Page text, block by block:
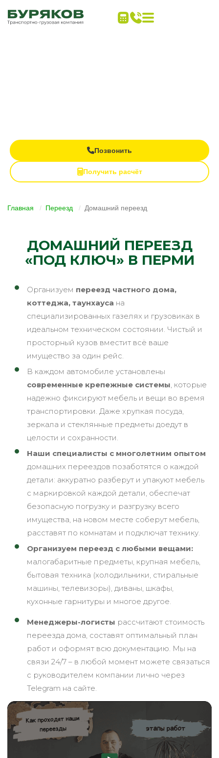
Позвонить
Получить расчёт
Главная Переезд Домашний переезд
ДОМАШНИЙ ПЕРЕЕЗД
«ПОД КЛЮЧ» В ПЕРМИ
Организуем переезд частного дома,
коттеджа, таунхауса на
специализированных газелях и грузовиках в
идеальном техническом состоянии. Чистый и
просторный кузов вместит всё ваше
имущество за один рейс.
В каждом автомобиле установлены
современные крепежные системы, которые
надежно фиксируют мебель и вещи во время
транспортировки. Даже хрупкая посуда,
зеркала и стеклянные предметы доедут в
целости и сохранности.
Наши специалисты с многолетним опытом
домашних переездов позаботятся о каждой
детали: аккуратно разберут и упакуют мебель
с маркировкой каждой детали, обеспечат
безопасную погрузку и разгрузку всего
имущества, на новом месте соберут мебель,
расставят по комнатам и подключат технику.
Организуем переезд с любыми вещами:
малогабаритные предметы, крупная мебель,
бытовая техника (холодильники, стиральные
машины, телевизоры), диваны, шкафы,
кухонные гарнитуры и многое другое.
Менеджеры-логисты рассчитают стоимость
переезда дома, составят оптимальный план
работ и оформят всю документацию. Мы на
связи 24/7 – в любой момент можете связаться
с руководителем компании лично через
Telegram на сайте.